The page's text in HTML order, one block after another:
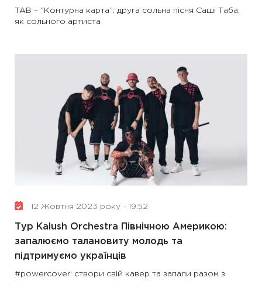
TAB – “Контурна карта”: друга сольна пісня Саші Таба,
як сольного артиста
12 Жовтня 2023 року - 19:52
Тур Kalush Orchestra Північною Америкою:
запалюємо талановиту молодь та
підтримуємо українців
#powercover: cтвори свій кавер та запали разом з